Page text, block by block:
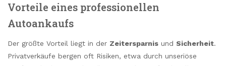
Vorteile eines professionellen
Autoankaufs
Der größte Vorteil liegt in der Zeitersparnis und Sicherheit.
Privatverkäufe bergen oft Risiken, etwa durch unseriöse